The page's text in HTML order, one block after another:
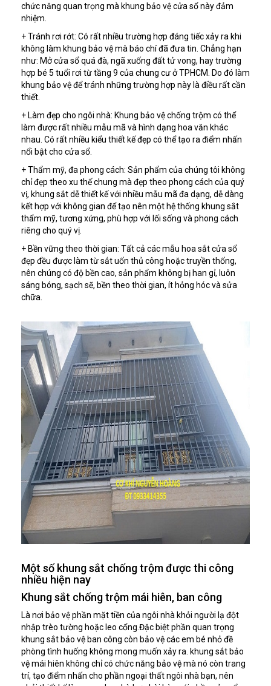
chức năng quan trọng mà khung bảo vệ cửa sổ này đảm
nhiệm.
+ Tránh rơi rớt: Có rất nhiều trường hợp đáng tiếc xảy ra khi
không làm khung bảo vệ mà báo chí đã đưa tin. Chẳng hạn
như: Mở cửa sổ quá đà, ngã xuống đất tử vong, hay trường
hợp bé 5 tuổi rơi từ tầng 9 của chung cư ở TPHCM. Do đó làm
khung bảo vệ để tránh những trường hợp này là điều rất cần
thiết.
+ Làm đẹp cho ngôi nhà: Khung bảo vệ chống trộm có thể
làm được rất nhiều mẫu mã và hình dạng hoa văn khác
nhau. Có rất nhiều kiểu thiết kế đẹp có thể tạo ra điểm nhấn
nổi bật cho cửa sổ.
+ Thẩm mỹ, đa phong cách: Sản phẩm của chúng tôi không
chỉ đẹp theo xu thế chung mà đẹp theo phong cách của quý
vị, khung sắt dễ thiết kế với nhiều mẫu mã đa dạng, dễ dàng
kết hợp với không gian để tạo nên một hệ thống khung sắt
thẩm mỹ, tương xứng, phù hợp với lối sống và phong cách
riêng cho quý vị.
+ Bền vững theo thời gian: Tất cả các mẫu hoa sắt cửa sổ
đẹp đều được làm từ sắt uốn thủ công hoặc truyền thống,
nên chúng có độ bền cao, sản phẩm không bị han gỉ, luôn
sáng bóng, sạch sẽ, bền theo thời gian, ít hỏng hóc và sửa
chữa.
Một số khung sắt chống trộm được thi công
nhiều hiện nay
Khung sắt chống trộm mái hiên, ban công
Là nơi bảo vệ phần mặt tiền của ngôi nhà khỏi người lạ đột
nhập trèo tường hoặc leo cổng.Đặc biệt phần quan trọng
khung sắt bảo vệ ban công còn bảo vệ các em bé nhỏ đề
phòng tình huống không mong muốn xảy ra. khung sắt bảo
vệ mái hiên không chỉ có chức năng bảo vệ mà nó còn trang
trí, tạo điểm nhấn cho phần ngoại thất ngôi nhà bạn, nên